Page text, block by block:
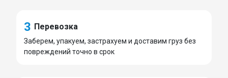
3 Перевозка
Заберем, упакуем, застрахуем и доставим груз без
повреждений точно в срок